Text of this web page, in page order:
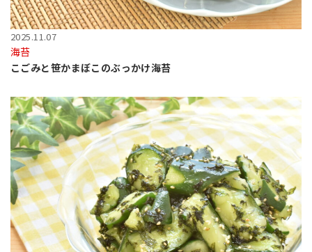
2025.11.07
海苔
こごみと笹かまぼこのぶっかけ海苔